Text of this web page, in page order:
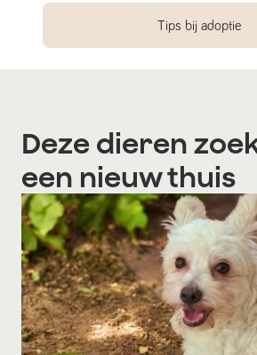
Tips bij adoptie
Deze dieren
een nieuw thuis